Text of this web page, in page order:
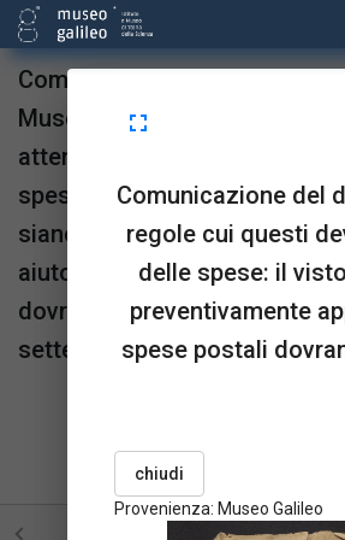
Comunicazione del direttore
Museo relativa alle regole cui
attenersi per la presentazione
spese: il visto verrà apposto
siano state preventivamente
aiuto del direttore; inoltre le
dovranno essere registrate a
settembre 1783.
TUTTE LE
fullscreen
Comunicazione del
regole cui questi
delle spese: il
preventivamente
spese postali
chiudi
Provenienza: Museo Galileo